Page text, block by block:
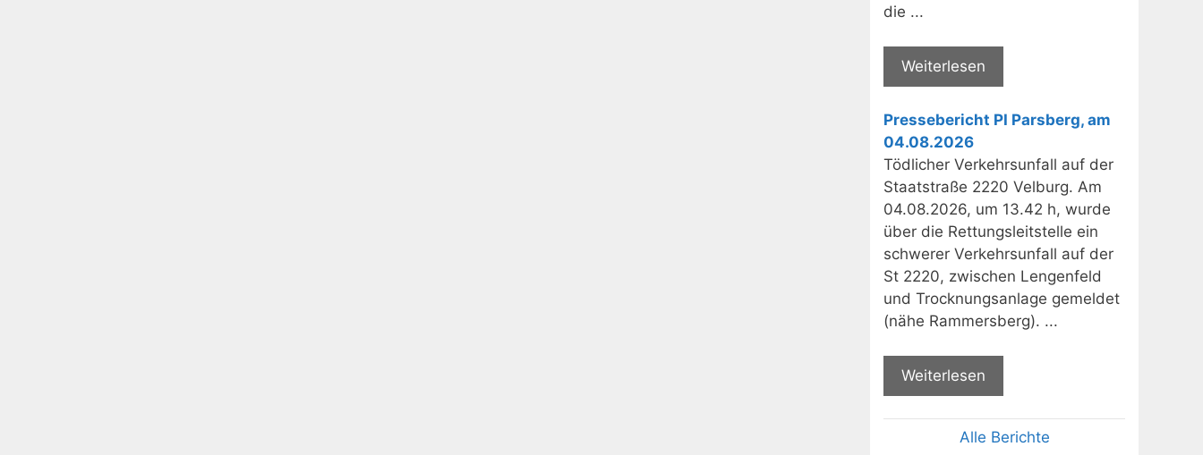
die ...
Weiterlesen
Pressebericht PI Parsberg, am
04.08.2026
Tödlicher Verkehrsunfall auf der
Staatstraße 2220 Velburg. Am
04.08.2026, um 13.42 h, wurde
über die Rettungsleitstelle ein
schwerer Verkehrsunfall auf der
St 2220, zwischen Lengenfeld
und Trocknungsanlage gemeldet
(nähe Rammersberg). ...
Weiterlesen
Alle Berichte